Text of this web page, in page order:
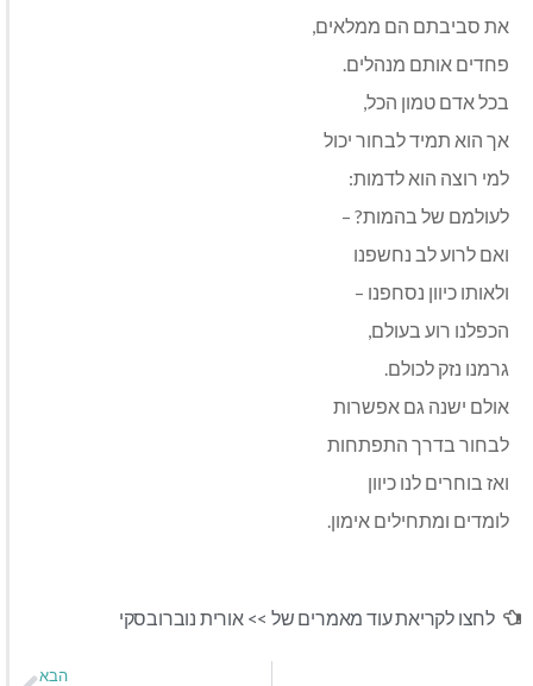
את סביבתם הם ממלאים,
פחדים אותם מנהלים.
בכל אדם טמון הכל,
אך הוא תמיד לבחור יכול
למי רוצה הוא לדמות:
לעולמם של בהמות? –
ואם לרוע לב נחשפנו
ולאותו כיוון נסחפנו –
הכפלנו רוע בעולם,
גרמנו נזק לכולם.
אולם ישנה גם אפשרות
לבחור בדרך התפתחות
ואז בוחרים לנו כיוון
לומדים ומתחילים אימון.
לחצו לקריאת עוד מאמרים של >> אורית נוברובסקי
הבא